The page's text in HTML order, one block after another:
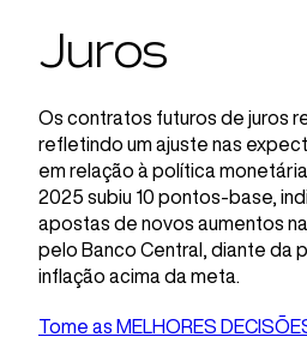
Juros
Os contratos futuros de juros
refletindo um ajuste nas
em relação à política
2025 subiu 10 pontos-base,
apostas de novos aumentos
pelo Banco Central, diante da
inflação acima da meta.
Tome as MELHORES